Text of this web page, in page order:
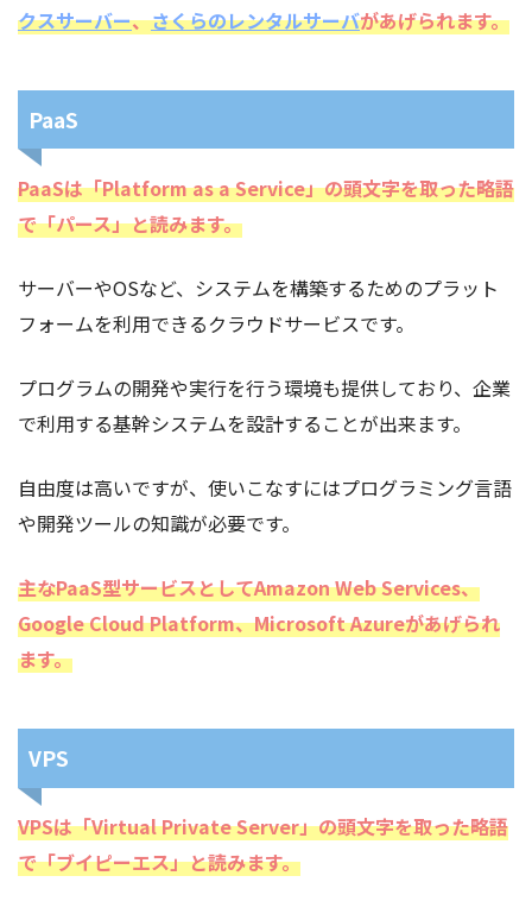
クスサーバー、さくらのレンタルサーバがあげられます。
PaaS
PaaSは「Platform as a Service」の頭文字を取った略語
で「パース」と読みます。
サーバーやOSなど、システムを構築するためのプラット
フォームを利用できるクラウドサービスです。
プログラムの開発や実行を行う環境も提供しており、企業
で利用する基幹システムを設計することが出来ます。
自由度は高いですが、使いこなすにはプログラミング言語
や開発ツールの知識が必要です。
主なPaaS型サービスとしてAmazon Web Services、
Google Cloud Platform、Microsoft Azureがあげられ
ます。
VPS
VPSは「Virtual Private Server」の頭文字を取った略語
で「ブイピーエス」と読みます。